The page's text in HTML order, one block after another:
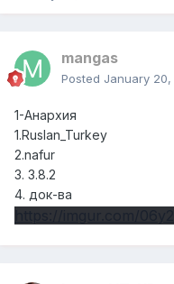
mangas
Posted January 20,
1-Анархия
1.Ruslan_Turkey
2.nafur
3. 3.8.2
4. док-ва